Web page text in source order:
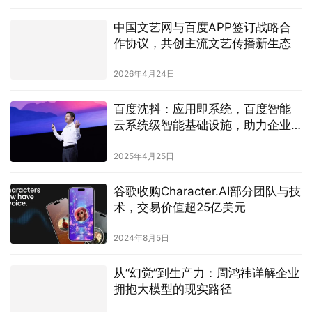
中国文艺网与百度APP签订战略合
作协议，共创主流文艺传播新生态
2026年4月24日
百度沈抖：应用即系统，百度智能
云系统级智能基础设施，助力企业
2025年4月25日
谷歌收购Character.AI部分团队与技
术，交易价值超25亿美元
2024年8月5日
从“幻觉”到生产力：周鸿祎详解企业
拥抱大模型的现实路径